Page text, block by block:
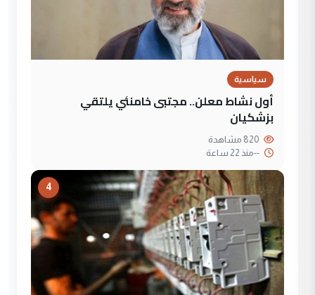
سياسية
أول نشاط معلن.. مجتبى خامنئي يلتقي
بزشكيان
--منذ 22 ساعة
4